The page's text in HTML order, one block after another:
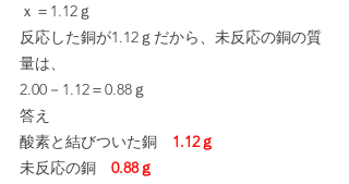
ｘ＝1.12ｇ
反応した銅が1.12ｇだから、未反応の銅の質
量は、
2.00－1.12＝0.88ｇ
答え
酸素と結びついた銅 1.12ｇ
未反応の銅 0.88ｇ